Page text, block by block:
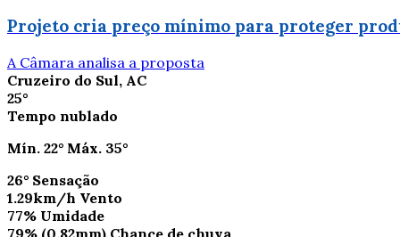
Projeto cria preço mínimo para proteger
A Câmara analisa a proposta
Cruzeiro do Sul, AC
25°
Tempo nublado
Mín. 22° Máx. 35°
26° Sensação
1.29km/h Vento
77% Umidade
79% (0.82mm) Chance de chuva